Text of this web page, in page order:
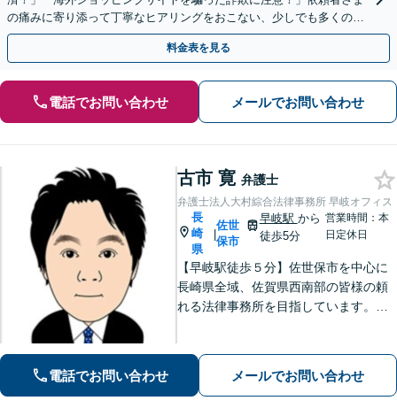
の痛みに寄り添って丁寧なヒアリングをおこない、少しでも多くの返
金が得られるよう尽力します！
料金表を見る
電話でお問い合わせ メールでお問い合わせ
古市 寛 弁護士
弁護士法人大村綜合法律事務所 早岐オフィス
長
崎
県
|
佐世
保市
早岐駅 から
徒歩5分
営業時間：本
日定休日
【早岐駅徒歩５分】佐世保市を中心に
長崎県全域、佐賀県西南部の皆様の頼
れる法律事務所を目指しています。相
います。早期解決には、早めのご相談
が肝要です。
電話でお問い合わせ メールでお問い合わせ